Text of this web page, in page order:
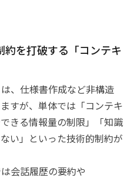
約を打破する「コンテキ
、仕様書作成など非構造
すが、単体では「コンテキ
きる情報量の制限」「知識
い」といった技術的制約が
会話履歴の要約や